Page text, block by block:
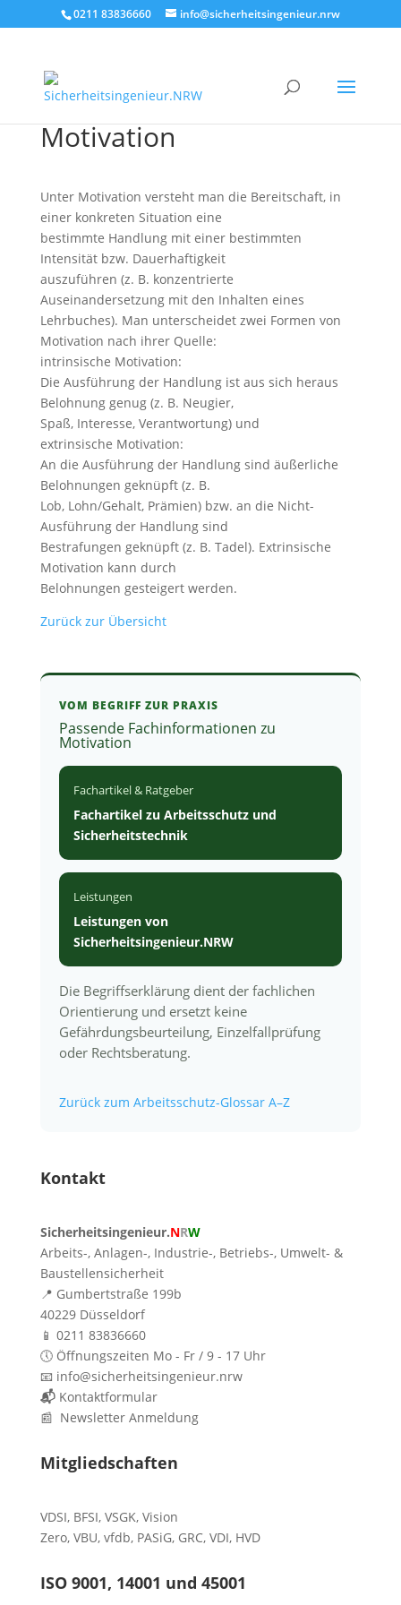
0211 83836660 info@sicherheitsingenieur.nrw
Motivation
Unter Motivation versteht man die Bereitschaft, in
einer konkreten Situation eine
bestimmte Handlung mit einer bestimmten
Intensität bzw. Dauerhaftigkeit
auszuführen (z. B. konzentrierte
Auseinandersetzung mit den Inhalten eines
Lehrbuches). Man unterscheidet zwei Formen von
Motivation nach ihrer Quelle:
intrinsische Motivation:
Die Ausführung der Handlung ist aus sich heraus
Belohnung genug (z. B. Neugier,
Spaß, Interesse, Verantwortung) und
extrinsische Motivation:
An die Ausführung der Handlung sind äußerliche
Belohnungen geknüpft (z. B.
Lob, Lohn/Gehalt, Prämien) bzw. an die Nicht-
Ausführung der Handlung sind
Bestrafungen geknüpft (z. B. Tadel). Extrinsische
Motivation kann durch
Belohnungen gesteigert werden.
Zurück zur Übersicht
VOM BEGRIFF ZUR PRAXIS
Passende Fachinformationen zu
Motivation
Fachartikel & Ratgeber
Fachartikel zu Arbeitsschutz und
Sicherheitstechnik
Leistungen
Leistungen von
Sicherheitsingenieur.NRW
Die Begriffserklärung dient der fachlichen
Orientierung und ersetzt keine
Gefährdungsbeurteilung, Einzelfallprüfung
oder Rechtsberatung.
Zurück zum Arbeitsschutz-Glossar A–Z
Kontakt
Sicherheitsingenieur.NRW
Arbeits-, Anlagen-, Industrie-, Betriebs-, Umwelt- &
Baustellensicherheit
📍 Gumbertstraße 199b
40229 Düsseldorf
📱 0211 83836660
🕔 Öffnungszeiten Mo - Fr / 9 - 17 Uhr
📧 info@sicherheitsingenieur.nrw
📬 Kontaktformular
📰 Newsletter Anmeldung
Mitgliedschaften
VDSI, BFSI, VSGK, Vision
Zero, VBU, vfdb, PASiG, GRC, VDI, HVD
ISO 9001, 14001 und 45001